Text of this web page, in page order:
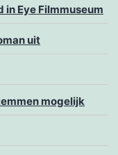
Eye Filmmuseum
uit
mogelijk